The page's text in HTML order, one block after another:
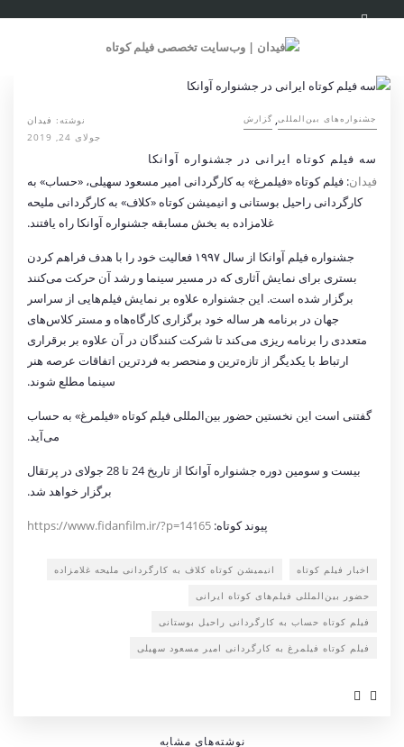
‌‌جشنواره‌های بین‌المللی, گزارش نوشته: فیدان
جولای 24, 2019
سه فیلم کوتاه ایرانی در جشنواره آوانکا
فیدان: فیلم کوتاه «فیلمرغ» به کارگردانی امیر مسعود سهیلی، «حساب» به
کارگردانی راحیل بوستانی و انیمیشن کوتاه «کلاف» به کارگردانی ملیحه
غلامزاده به بخش مسابقه جشنواره آوانکا راه یافتند.
جشنواره فیلم آوانکا از سال ۱۹۹۷ فعالیت خود را با هدف فراهم کردن
بستری برای نمایش آثاری که در مسیر سینما و رشد آن حرکت می‌کنند
برگزار شده است. این جشنواره علاوه بر نمایش فیلم‌هایی از سراسر
جهان در برنامه هر ساله خود برگزاری کارگاه‌هاه و مستر کلاس‌های
متعددی را برنامه ریزی می‌کند تا شرکت کنندگان در آن علاوه بر برقراری
ارتباط با یکدیگر از تازه‌ترین و منحصر به فردترین اتفاقات عرصه هنر
سینما مطلع شوند.
گفتنی است این نخستین حضور بین‌المللی فیلم کوتاه «فیلمرغ» به حساب
می‌آید.
بیست و سومین دوره جشنواره آوانکا از تاریخ 24 تا 28 جولای در پرتقال
برگزار خواهد شد.
پیوند کوتاه: https://www.fidanfilm.ir/?p=14165
اخبار فیلم کوتاه انیمیشن کوتاه کلاف به کارگردانی ملیحه غلامزاده
حضور بین‌المللی فیلم‌های کوتاه ایرانی
فیلم کوتاه حساب به کارگردانی راحیل بوستانی
فیلم کوتاه فیلمرغ به کارگردانی امیر مسعود سهیلی
نوشته‌های مشابه